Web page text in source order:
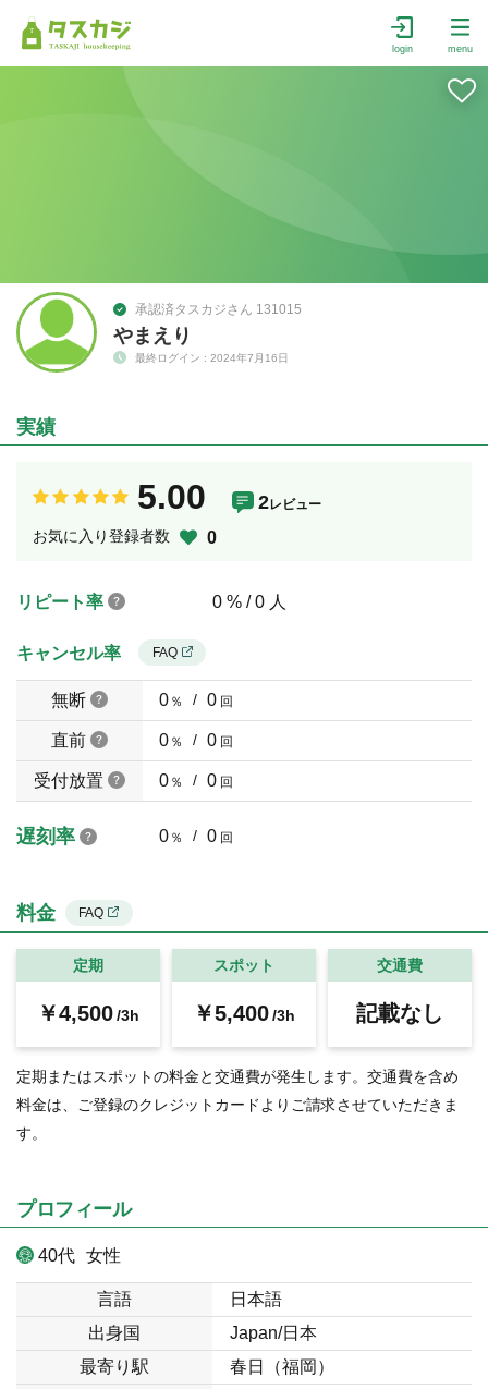
login menu
承認済タスカジさん 131015
やまえり
最終ログイン : 2024年7月16日
実績
5.00 2レビュー
お気に入り登録者数 0
リピート率 0 % / 0 人
キャンセル率 FAQ
無断 0％ / 0 回
直前 0％ / 0 回
受付放置 0％ / 0 回
遅刻率 0％ / 0 回
料金 FAQ
定期
￥4,500/3h
スポット
￥5,400/3h
交通費
記載なし
定期またはスポットの料金と交通費が発生します。交通費を含め
料金は、ご登録のクレジットカードよりご請求させていただきま
す。
プロフィール
40代 女性
言語
日本語
出身国
Japan/日本
最寄り駅
春日（福岡）